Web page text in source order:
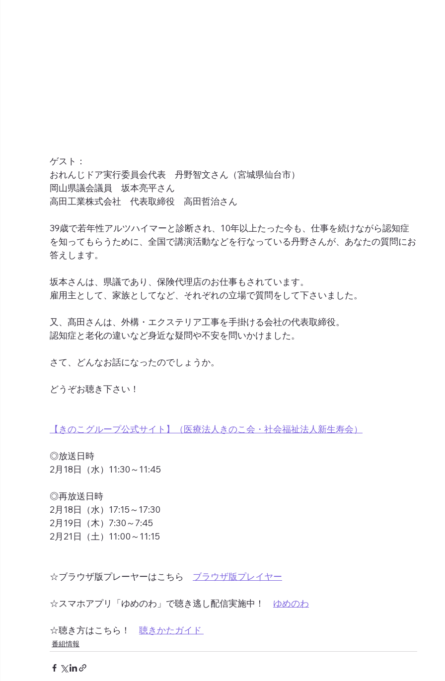
ゲスト：
おれんじドア実行委員会代表　丹野智文さん（宮城県仙台市）
岡山県議会議員　坂本亮平さん
高田工業株式会社　代表取締役　高田哲治さん
39歳で若年性アルツハイマーと診断され、10年以上たった今も、仕事を続けながら認知症
を知ってもらうために、全国で講演活動などを行なっている丹野さんが、あなたの質問にお
答えします。
坂本さんは、県議であり、保険代理店のお仕事もされています。
雇用主として、家族としてなど、それぞれの立場で質問をして下さいました。
又、髙田さんは、外構・エクステリア工事を手掛ける会社の代表取締役。
認知症と老化の違いなど身近な疑問や不安を問いかけました。
さて、どんなお話になったのでしょうか。
どうぞお聴き下さい！
【きのこグループ公式サイト】（医療法人きのこ会・社会福祉法人新生寿会）
◎放送日時
2月18日（水）11:30～11:45
◎再放送日時
2月18日（水）17:15～17:30
2月19日（木）7:30～7:45
2月21日（土）11:00～11:15
☆ブラウザ版プレーヤーはこちら ブラウザ版プレイヤー
☆スマホアプリ「ゆめのわ」で聴き逃し配信実施中！ ゆめのわ
☆聴き方はこちら！ 聴きかたガイド
番組情報